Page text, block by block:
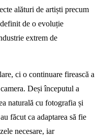
alături de artiști precum
de o evoluție
extrem de
ci o continuare firească a
Deși începutul a
naturală cu fotografia și
făcut ca adaptarea să fie
necesare, iar